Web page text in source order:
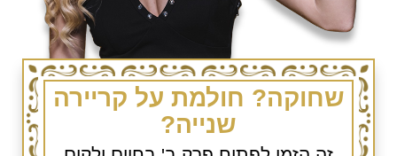
שחוקה? חולמת על קריירה
שנייה?